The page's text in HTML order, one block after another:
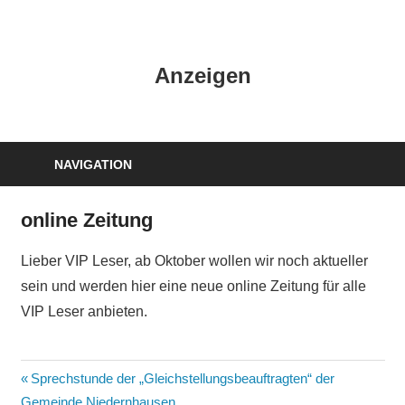
Anzeigen
NAVIGATION
online Zeitung
Lieber VIP Leser, ab Oktober wollen wir noch aktueller
sein und werden hier eine neue online Zeitung für alle
VIP Leser anbieten.
Beitragsnavigation
Vorheriger
Beitrag:
Sprechstunde der „Gleichstellungsbeauftragten“ der